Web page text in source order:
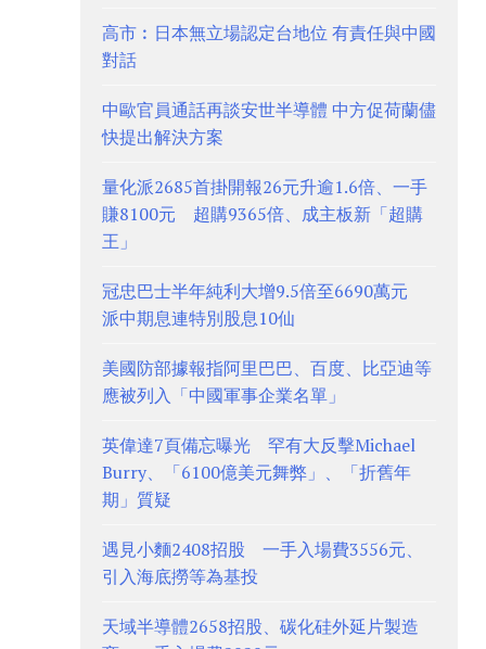
高市︰日本無立場認定台地位 有責任與中國
對話
中歐官員通話再談安世半導體 中方促荷蘭儘
快提出解決方案
量化派2685首掛開報26元升逾1.6倍、一手
賺8100元 超購9365倍、成主板新「超購
王」
冠忠巴士半年純利大增9.5倍至6690萬元
派中期息連特別股息10仙
美國防部據報指阿里巴巴、百度、比亞迪等
應被列入「中國軍事企業名單」
英偉達7頁備忘曝光 罕有大反擊Michael
Burry、「6100億美元舞弊」、「折舊年
期」質疑
遇見小麵2408招股 一手入場費3556元、
引入海底撈等為基投
天域半導體2658招股、碳化硅外延片製造